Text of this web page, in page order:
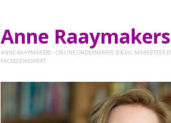
Anne Raaymakers
ANNE RAAYMAKERS - ONLINE ONDERNEMER, SOCIAL MARKETEER
FACEBOOKEXPERT